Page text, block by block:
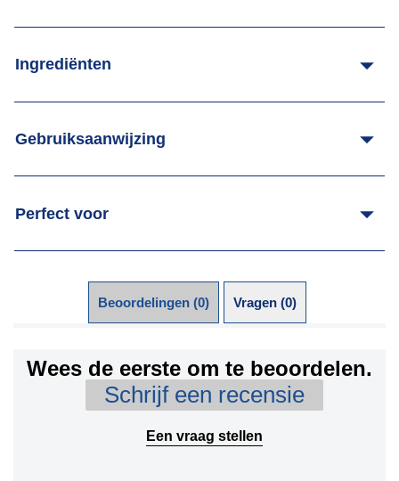
Ingrediënten
Gebruiksaanwijzing
Perfect voor
Beoordelingen (0) Vragen (0)
Wees de eerste om te beoordelen.
Schrijf een recensie
Een vraag stellen